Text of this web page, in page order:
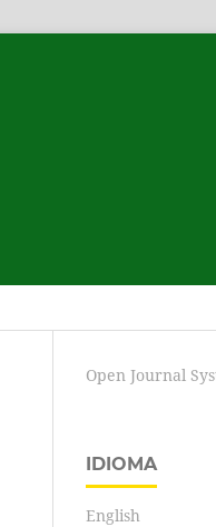
Open Journal
IDIOMA
English